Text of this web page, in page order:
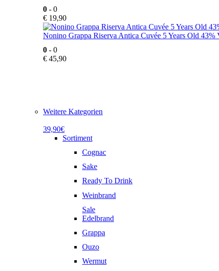
0 - 0
€ 19,90
Nonino Grappa Riserva Antica Cuvée 5 Years Old 43%
0 - 0
€ 45,90
Weitere Kategorien
39,90€
Sortiment
Cognac
Sake
Ready To Drink
Weinbrand
Sale
Edelbrand
Grappa
Ouzo
Wermut